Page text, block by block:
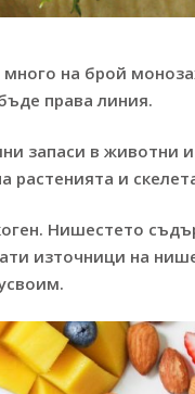
на брой
права линия.
запаси в животни
растенията и
Нишестето
източници на